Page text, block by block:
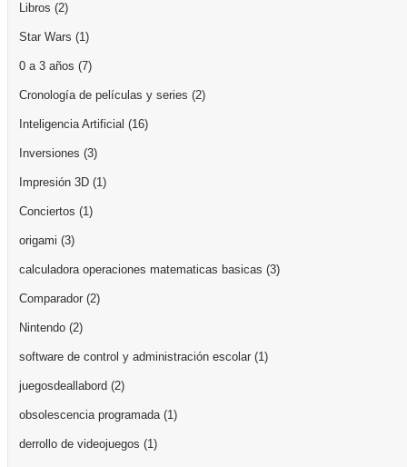
Libros (2)
Star Wars (1)
0 a 3 años (7)
Cronología de películas y series (2)
Inteligencia Artificial (16)
Inversiones (3)
Impresión 3D (1)
Conciertos (1)
origami (3)
calculadora operaciones matematicas basicas (3)
Comparador (2)
Nintendo (2)
software de control y administración escolar (1)
juegosdeallabord (2)
obsolescencia programada(1)
derrollo de videojuegos (1)